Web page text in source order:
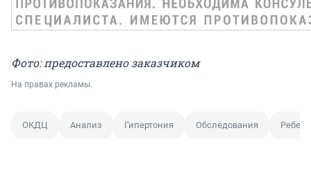
Фото: предоставлено заказчиком
На правах рекламы.
ОКДЦ Анализ Гипертония Обследования